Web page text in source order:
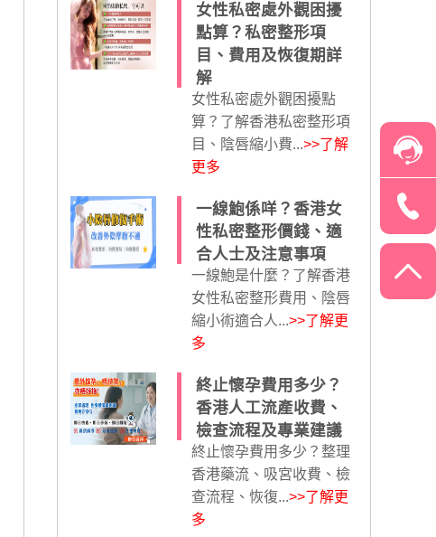
女性私密處外觀困擾
點算？私密整形項
目、費用及恢復期詳
解
女性私密處外觀困擾點
算？了解香港私密整形項
目、陰唇縮小費...>>了解
更多
一線鮑係咩？香港女
性私密整形價錢、適
合人士及注意事項
一線鮑是什麼？了解香港
女性私密整形費用、陰唇
縮小術適合人...>>了解更
多
終止懷孕費用多少？
香港人工流產收費、
檢查流程及專業建議
終止懷孕費用多少？整理
香港藥流、吸宮收費、檢
查流程、恢復...>>了解更
多